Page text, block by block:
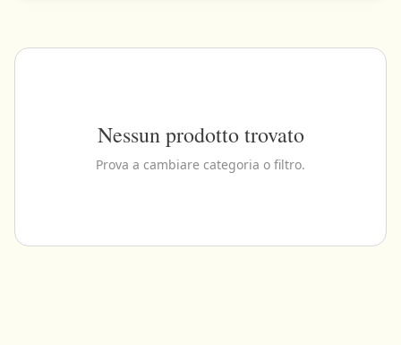
Nessun prodotto trovato
Prova a cambiare categoria o filtro.